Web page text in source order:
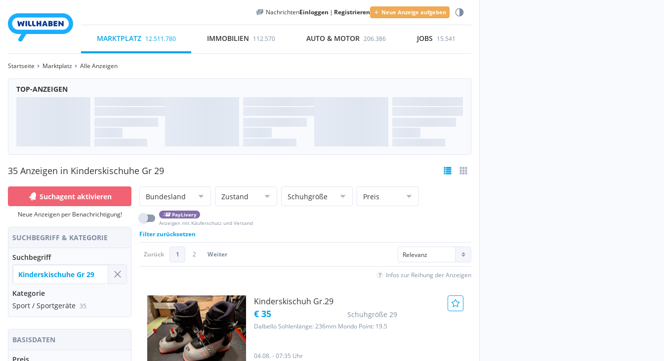
NachrichtenEinloggen | Registrieren Neue Anzeige aufgeben
MARKTPLATZ 12.511.780 IMMOBILIEN 112.570 AUTO & MOTOR 206.386 JOBS 15.541
Startseite Marktplatz Alle Anzeigen
TOP-ANZEIGEN
35 Anzeigen in Kinderskischuhe Gr 29
Suchagent aktivieren
Neue Anzeigen per Benachrichtigung!
SUCHBEGRIFF & KATEGORIE
Suchbegriff
Kategorie
Sport / Sportgeräte 35
BASISDATEN
Bundesland Zustand Schuhgröße Preis
PayLivery
Anzeigen mit Käuferschutz und Versand
Filter zurücksetzen
Zurück 1 2 Weiter
Infos zur Reihung der Anzeigen
Kinderskischuh Gr.29
€ 35 Schuhgröße 29
Dalbello Sohlenlänge: 236mm Mondo Point: 19.5
04.08. - 07:35 Uhr